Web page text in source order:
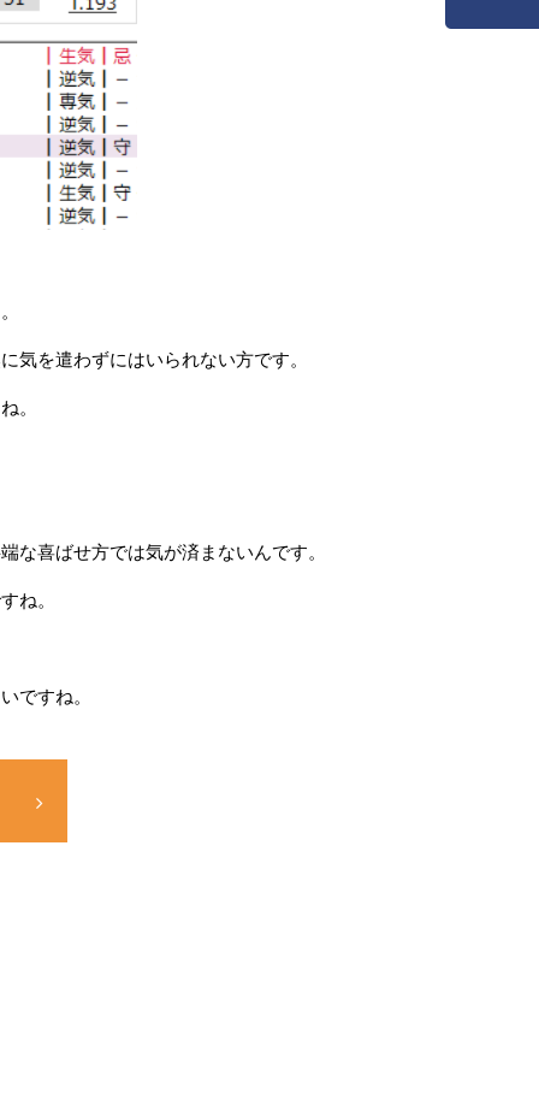
気を遣わずにはいられない方です。
。
な喜ばせ方では気が済まないんです。
ね。
ですね。